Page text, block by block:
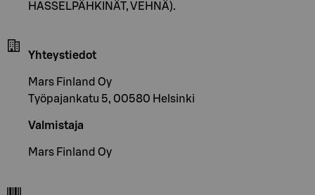
HASSELPÄHKINÄT, VEHNÄ).
Yhteystiedot
Mars Finland Oy
Työpajankatu 5, 00580 Helsinki
Valmistaja
Mars Finland Oy